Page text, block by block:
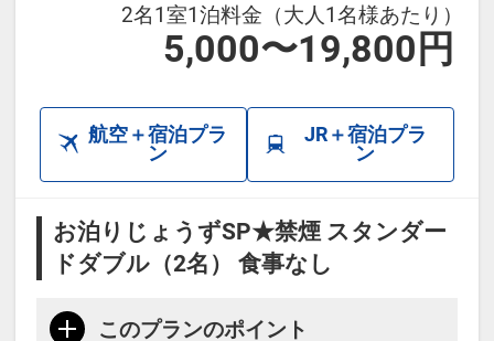
2名1室1泊料金（大人1名様あたり）
5,000〜19,800円
航空＋宿泊プラ
ン
JR＋宿泊プラ
ン
お泊りじょうずSP★禁煙 スタンダー
ドダブル（2名） 食事なし
このプランのポイント